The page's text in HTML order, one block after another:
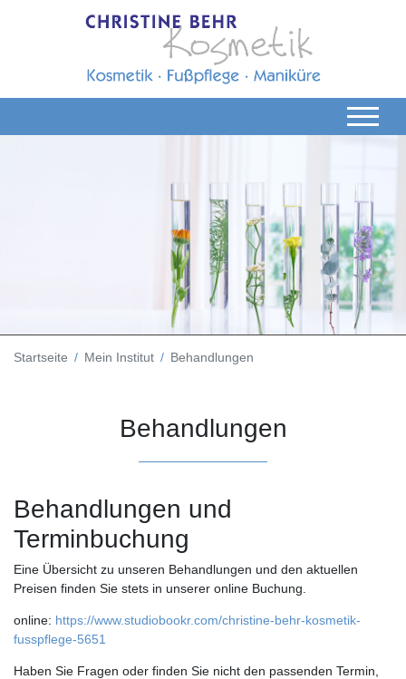
Startseite Mein Institut Behandlungen
Behandlungen
Behandlungen und
Terminbuchung
Eine Übersicht zu unseren Behandlungen und den aktuellen
Preisen finden Sie stets in unserer online Buchung.
online: https://www.studiobookr.com/christine-behr-kosmetik-
fusspflege-5651
Haben Sie Fragen oder finden Sie nicht den passenden Termin,